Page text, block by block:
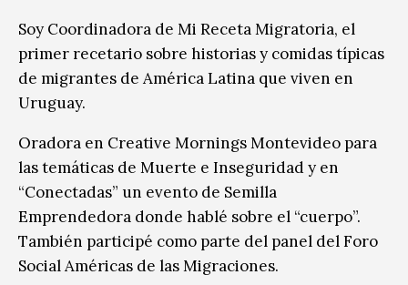
Soy Coordinadora de Mi Receta Migratoria, el
primer recetario sobre historias y comidas típicas
de migrantes de América Latina que viven en
Uruguay.
Oradora en Creative Mornings Montevideo para
las temáticas de Muerte e Inseguridad y en
“Conectadas” un evento de Semilla
Emprendedora donde hablé sobre el “cuerpo”.
También participé como parte del panel del Foro
Social Américas de las Migraciones.